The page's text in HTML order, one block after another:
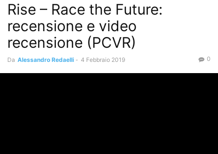
Rise – Race the Future:
recensione e video
recensione (PCVR)
Da Alessandro Redaelli - 4 Febbraio 2019 0